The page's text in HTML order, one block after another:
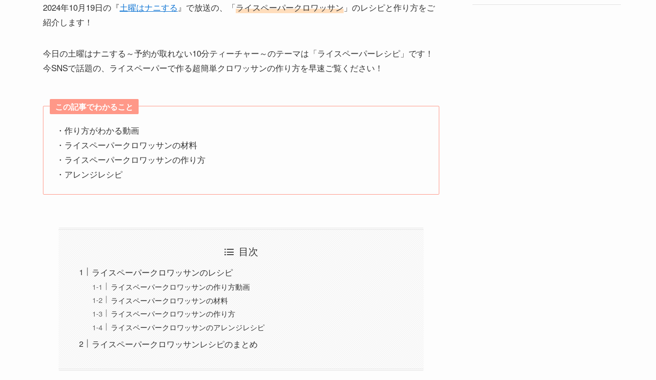
2024年10月19日の『土曜はナニする』で放送の、「ライスペーパークロワッサン 」のレシピと作り方をご
紹介します！
今日の土曜はナニする～予約が取れない10分ティーチャー～のテーマは「ライスペーパーレシピ」です！
今SNSで話題の、ライスペーパーで作る超簡単クロワッサンの作り方を早速ご覧ください！
この記事でわかること
・作り方がわかる動画
・ライスペーパークロワッサンの材料
・ライスペーパークロワッサンの作り方
・アレンジレシピ
目次
ライスペーパークロワッサンのレシピ
ライスペーパークロワッサンの作り方動画
ライスペーパークロワッサンの材料
ライスペーパークロワッサンの作り方
ライスペーパークロワッサンのアレンジレシピ
ライスペーパークロワッサンレシピのまとめ